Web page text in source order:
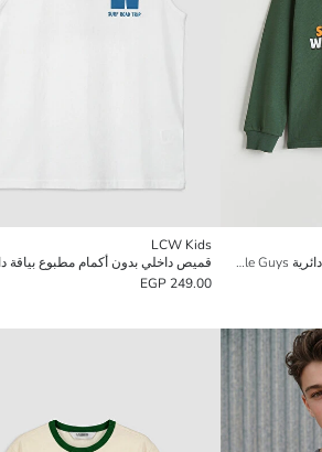
تي شيرت مطبوع للأولاد برقبة دائرية Stumble Guys
LCW Kids
249.00 EGP